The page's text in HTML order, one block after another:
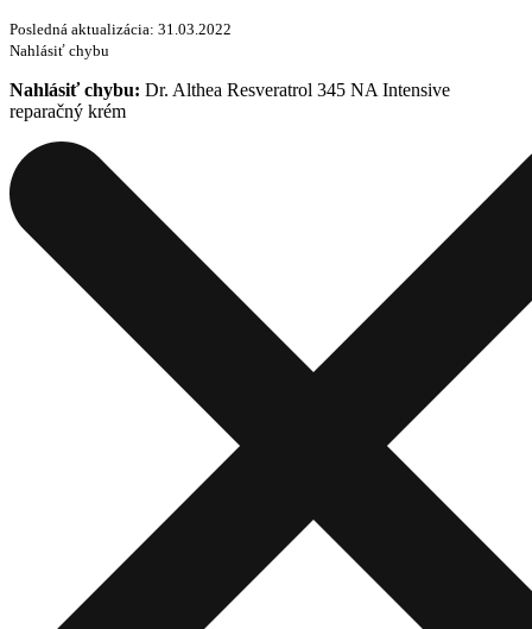
Posledná aktualizácia: 31.03.2022
Nahlásiť chybu
Nahlásiť chybu: Dr. Althea Resveratrol 345 NA Intensive
reparačný krém